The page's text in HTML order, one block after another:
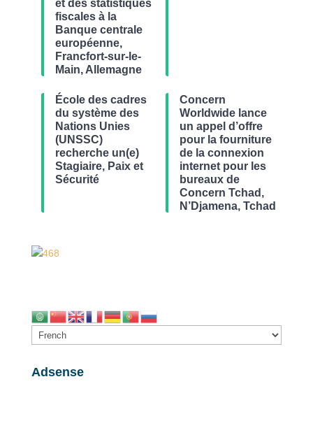
et des statistiques
fiscales à la
Banque centrale
européenne,
Francfort-sur-le-
Main, Allemagne
École des cadres
du système des
Nations Unies
(UNSSC)
recherche un(e)
Stagiaire, Paix et
Sécurité
Concern
Worldwide lance
un appel d’offre
pour la fourniture
de la connexion
internet pour les
bureaux de
Concern Tchad,
N’Djamena, Tchad
Adsense